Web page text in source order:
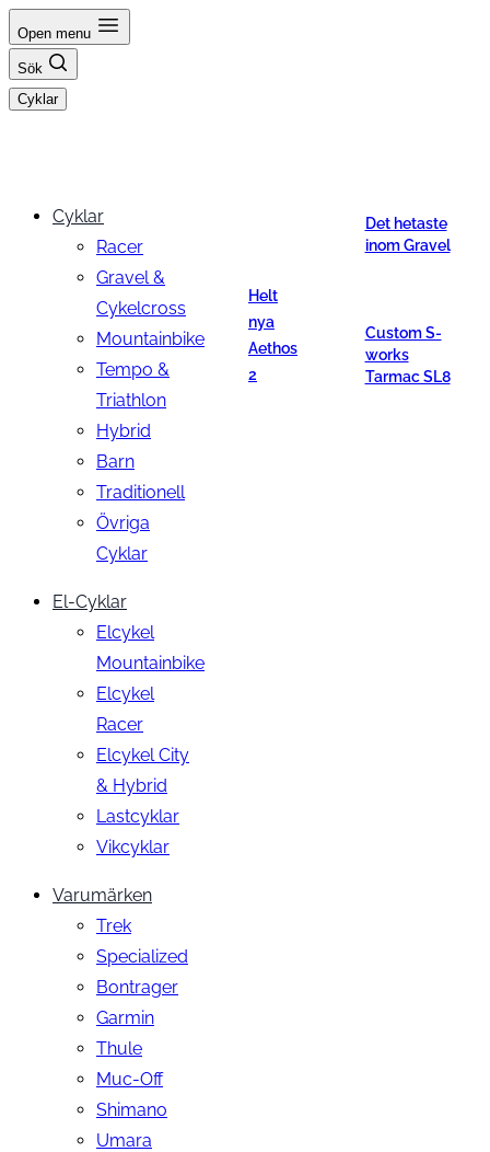
Hoppa
till
innehåll
Open menu
Sök
Cyklar
Cyklar
Racer
Gravel &
Cykelcross
Mountainbike
Tempo &
Triathlon
Hybrid
Barn
Traditionell
Övriga
Cyklar
El-Cyklar
Elcykel
Mountainbike
Elcykel
Racer
Elcykel City
& Hybrid
Lastcyklar
Vikcyklar
Varumärken
Trek
Specialized
Bontrager
Garmin
Thule
Muc-Off
Shimano
Umara
Helt
nya
Aethos
2
Det hetaste
inom Gravel
Custom S-
works
Tarmac SL8